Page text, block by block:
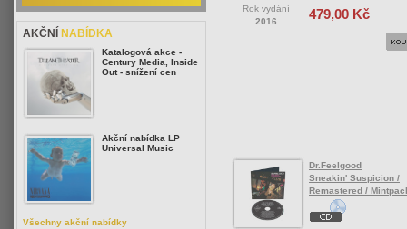
Rok vydání
2016
479,00 Kč
Dr.Feelgood
Sneakin' Suspicion /
Remastered /
AKČNÍ NABÍDKA
Katalogová akce -
Century Media, Inside
Out - snížení cen
Akční nabídka LP
Universal Music
Všechny akční nabídky